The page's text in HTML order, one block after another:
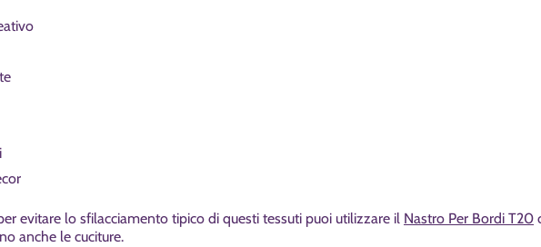
evitare lo sfilacciamento tipico di questi tessuti puoi utilizzare il Nastro Per Bordi T20
anche le cuciture.